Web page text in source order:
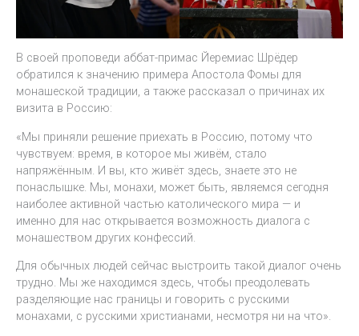
В своей проповеди аббат-примас Йеремиас Шрёдер
обратился к значению примера Апостола Фомы для
монашеской традиции, а также рассказал о причинах их
визита в Россию:
«Мы приняли решение приехать в Россию, потому что
чувствуем: время, в которое мы живём, стало
напряжённым. И вы, кто живёт здесь, знаете это не
понаслышке. Мы, монахи, может быть, являемся сегодня
наиболее активной частью католического мира — и
именно для нас открывается возможность диалога с
монашеством других конфессий.
Для обычных людей сейчас выстроить такой диалог очень
трудно. Мы же находимся здесь, чтобы преодолевать
разделяющие нас границы и говорить с русскими
монахами, с русскими христианами, несмотря ни на что».